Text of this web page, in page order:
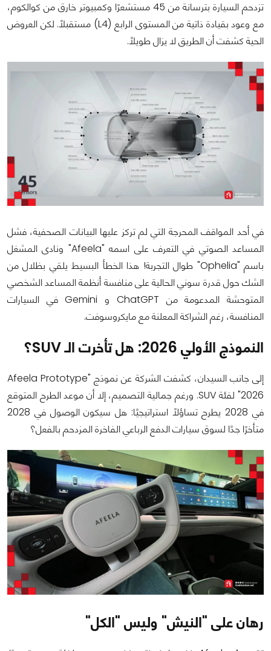
تزدحم السيارة بترسانة من 45 مستشعرًا وكمبيوتر خارق من كوالكوم،
مع وعود بقيادة ذاتية من المستوى الرابع (L4) مستقبلًا. لكن العروض
الحية كشفت أن الطريق لا يزال طويلًا.
في أحد المواقف المحرجة التي لم تركز عليها البيانات الصحفية، فشل
المساعد الصوتي في التعرف على اسمه "Afeela" ونادى المشغل
باسم "Ophelia" طوال التجربة! هذا الخطأ البسيط يلقي بظلال من
الشك حول قدرة سوني الحالية على منافسة أنظمة المساعد الشخصي
المتوحشة المدعومة من ChatGPT و Gemini في السيارات
المنافسة، رغم الشراكة المعلنة مع مايكروسوفت.
النموذج الأولي 2026: هل تأخرت الـ SUV؟
إلى جانب السيدان، كشفت الشركة عن نموذج "Afeela Prototype
2026" لفئة SUV. ورغم جمالية التصميم، إلا أن موعد الطرح المتوقع
في 2028 يطرح تساؤلًا استراتيجيًا: هل سيكون الوصول في 2028
متأخرًا جدًا لسوق سيارات الدفع الرباعي الفاخرة المزدحم بالفعل؟
رهان على "النيش" وليس "الكل"